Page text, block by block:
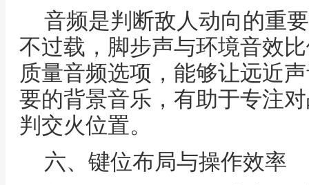
音频是判断敌人动向的重
不过载，脚步声与环境音效
质量音频选项，能够让远近
要的背景音乐，有助于专注
判交火位置。
六、键位布局与操作效率